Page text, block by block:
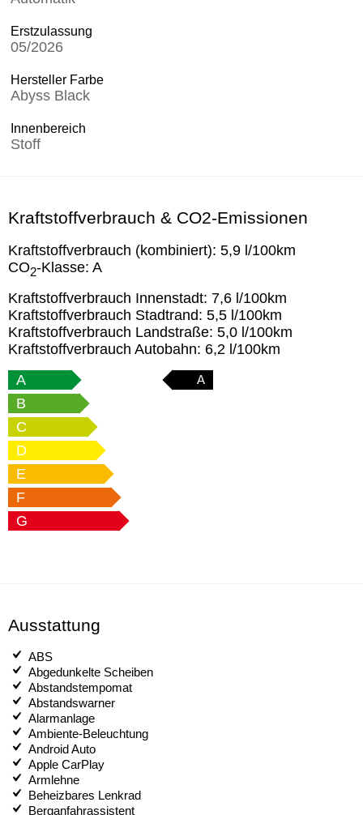
Erstzulassung
05/2026
Hersteller Farbe
Abyss Black
Innenbereich
Stoff
Kraftstoffverbrauch & CO2-Emissionen
Kraftstoffverbrauch (kombiniert): 5,9 l/100km
CO2-Klasse: A
Kraftstoffverbrauch Innenstadt: 7,6 l/100km
Kraftstoffverbrauch Stadtrand: 5,5 l/100km
Kraftstoffverbrauch Landstraße: 5,0 l/100km
Kraftstoffverbrauch Autobahn: 6,2 l/100km
A
A
B
C
D
E
F
G
Ausstattung
ABS
Abgedunkelte Scheiben
Abstandstempomat
Abstandswarner
Alarmanlage
Ambiente-Beleuchtung
Android Auto
Apple CarPlay
Armlehne
Beheizbares Lenkrad
Berganfahrassistent